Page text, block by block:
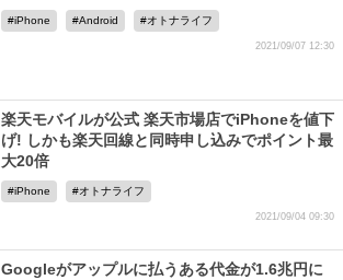
iPhone Android オトナライフ
2021/09/07 12:30
楽天モバイルが公式 楽天市場店でiPhoneを値下
げ! しかも楽天回線と同時申し込みでポイント最
大20倍
iPhone オトナライフ
2021/09/04 09:30
Googleがアップルに払うある代金が1.6兆円に